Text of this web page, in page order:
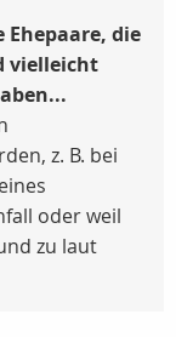
die
vielleicht
z. B. bei
oder weil
zu laut